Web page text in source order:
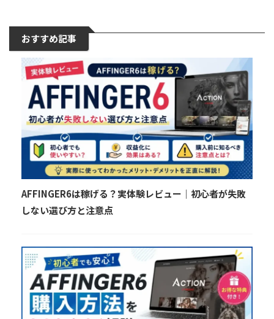
おすすめ記事
AFFINGER6は稼げる？実体験レビュー｜初心者が失敗
しない選び方と注意点